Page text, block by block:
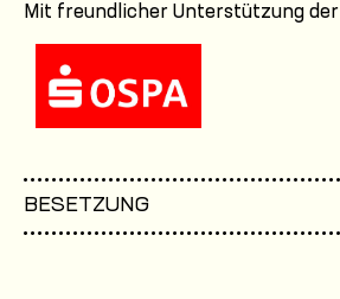
Mit freundlicher Unterstützung der
BESETZUNG